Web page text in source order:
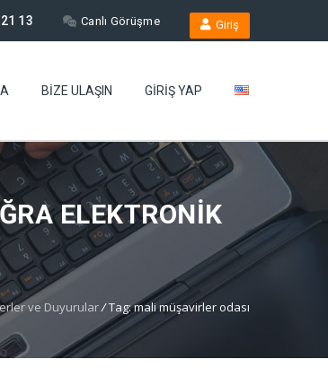
Giriş
13 Canlı Görüşme
BIZE ULAŞIN GIRIŞ YAP
ELEKTRONIK
ve Duyurular/Tag: mali müşavirler odası